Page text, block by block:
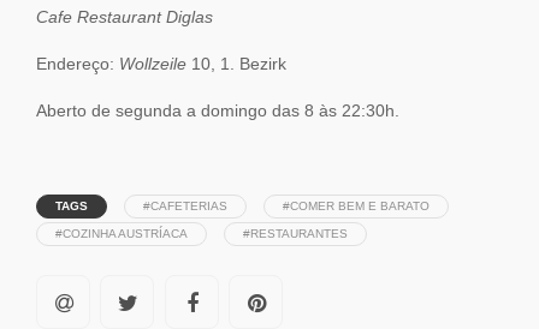
Cafe Restaurant Diglas
Endereço: Wollzeile 10, 1. Bezirk
Aberto de segunda a domingo das 8 às 22:30h.
TAGS #CAFETERIAS #COMER BEM E BARATO
#COZINHA AUSTRÍACA #RESTAURANTES